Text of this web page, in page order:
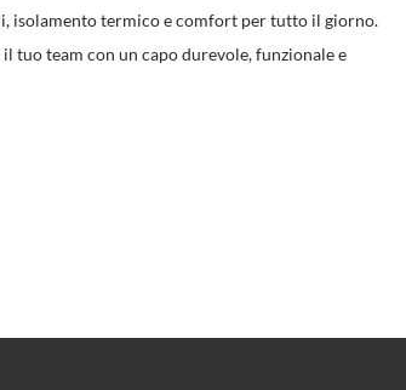
isolamento termico e comfort per tutto il giorno.
tuo team con un capo durevole, funzionale e